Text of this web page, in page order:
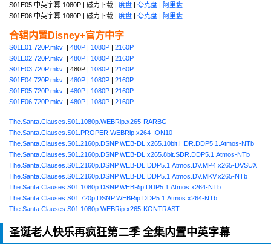
S01E05.中英字幕.1080P | 磁力下载 | 度盘 | 夸克盘 | 阿里盘
S01E06.中英字幕.1080P | 磁力下载 | 度盘 | 夸克盘 | 阿里盘
合辑内置Disney+官方中字
S01E01.720P.mkv | 480P | 1080P | 2160P
S01E02.720P.mkv | 480P | 1080P | 2160P
S01E03.720P.mkv | 480P | 1080P | 2160P
S01E04.720P.mkv | 480P | 1080P | 2160P
S01E05.720P.mkv | 480P | 1080P | 2160P
S01E06.720P.mkv | 480P | 1080P | 2160P
The.Santa.Clauses.S01.1080p.WEBRip.x265-RARBG
The.Santa.Clauses.S01.PROPER.WEBRip.x264-ION10
The.Santa.Clauses.S01.2160p.DSNP.WEB-DL.x265.10bit.HDR.DDP5.1.Atmos-NTb
The.Santa.Clauses.S01.2160p.DSNP.WEB-DL.x265.8bit.SDR.DDP5.1.Atmos-NTb
The.Santa.Clauses.S01.2160p.DSNP.WEB-DL.DDP5.1.Atmos.DV.MP4.x265-DVSUX
The.Santa.Clauses.S01.2160p.DSNP.WEB-DL.DDP5.1.Atmos.DV.MKV.x265-NTb
The.Santa.Clauses.S01.1080p.DSNP.WEBRip.DDP5.1.Atmos.x264-NTb
The.Santa.Clauses.S01.720p.DSNP.WEBRip.DDP5.1.Atmos.x264-NTb
The.Santa.Clauses.S01.1080p.WEBRip.x265-KONTRAST
圣诞老人快乐再疯狂第二季 全集内置中英字幕